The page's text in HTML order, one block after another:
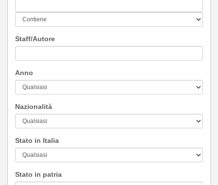
Staff/Autore
Anno
Nazionalità
Stato in Italia
Stato in patria